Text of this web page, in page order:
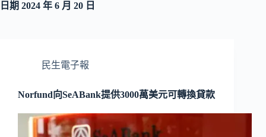
日期 2024 年 6 月 20 日
民生電子報
Norfund向SeABank提供3000萬美元可轉換貸款